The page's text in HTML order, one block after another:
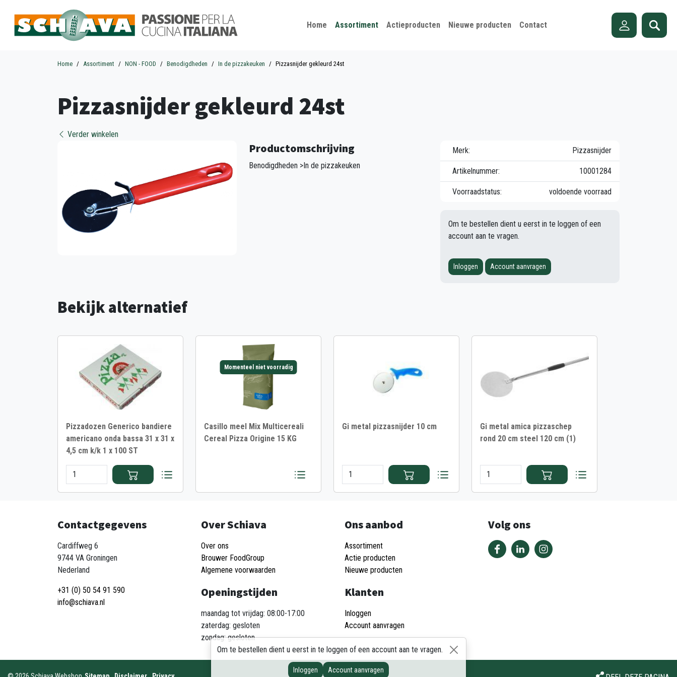
Home Assortiment Actieproducten Nieuwe producten Contact
Home Assortiment NON - FOOD Benodigdheden In de pizzakeuken Pizzasnijder gekleurd 24st
Pizzasnijder gekleurd 24st
Verder winkelen
Productomschrijving
Benodigdheden >In de pizzakeuken
Merk: Pizzasnijder
Artikelnummer: 10001284
Voorraadstatus: voldoende voorraad
Om te bestellen dient u eerst in te loggen of een
account aan te vragen.
Inloggen Account aanvragen
Bekijk alternatief
Pizzadozen Generico bandiere
americano onda bassa 31 x 31 x
4,5 cm k/k 1 x 100 ST
Momenteel niet voorradig
Casillo meel Mix Multicereali
Cereal Pizza Origine 15 KG
Gi metal pizzasnijder 10 cm
Gi metal amica pizzaschep
rond 20 cm steel 120 cm (1)
Om te bestellen dient u eerst in te loggen of een account aan te vragen.
Inloggen Account aanvragen
Contactgegevens
Cardiffweg 6
9744 VA Groningen
Nederland
+31 (0) 50 54 91 590
info@schiava.nl
Over Schiava
Over ons
Brouwer FoodGroup
Algemene voorwaarden
Openingstijden
maandag tot vrijdag: 08:00-17:00
zaterdag: gesloten
zondag: gesloten
Ons aanbod
Assortiment
Actie producten
Nieuwe producten
Klanten
Inloggen
Account aanvragen
Volg ons